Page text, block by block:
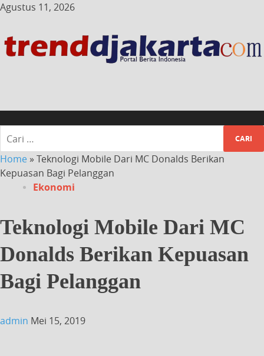
Agustus 11, 2026
Home »Teknologi Mobile Dari MC Donalds Berikan
Kepuasan Bagi Pelanggan
Ekonomi
Teknologi Mobile Dari MC
Donalds Berikan Kepuasan
Bagi Pelanggan
admin Mei 15, 2019